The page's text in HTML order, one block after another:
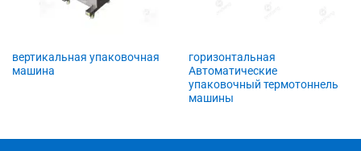
вертикальная упаковочная
машина
горизонтальная
Автоматические
упаковочный термотоннель
машины